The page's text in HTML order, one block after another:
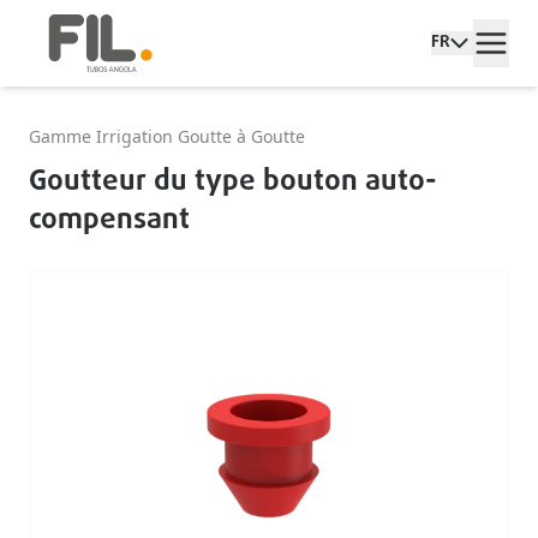
FR
Gamme Irrigation Goutte à Goutte
Goutteur du type bouton auto-
compensant